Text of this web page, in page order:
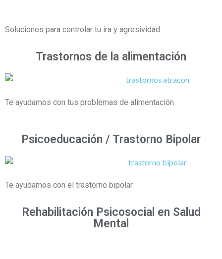
Soluciones para controlar tu ira y agresividad
Trastornos de la alimentación
Te ayudamos con tus problemas de alimentación
Psicoeducación / Trastorno Bipolar
Te ayudamos con el trastorno bipolar
Rehabilitación Psicosocial en Salud
Mental